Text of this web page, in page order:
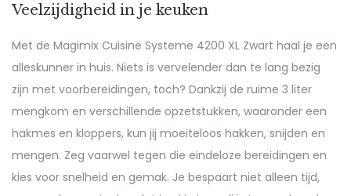
Veelzijdigheid in je keuken
Met de Magimix Cuisine Systeme 4200 XL Zwart haal je een
alleskunner in huis. Niets is vervelender dan te lang bezig
zijn met voorbereidingen, toch? Dankzij de ruime 3 liter
mengkom en verschillende opzetstukken, waaronder een
hakmes en kloppers, kun jij moeiteloos hakken, snijden en
mengen. Zeg vaarwel tegen die eindeloze bereidingen en
kies voor snelheid en gemak. Je bespaart niet alleen tijd,